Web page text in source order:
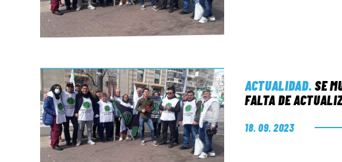
ACTUALIDAD. SE
FALTA DE
18. 09. 2023